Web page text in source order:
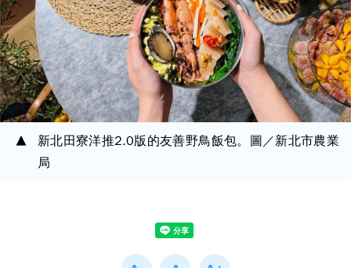
新北田寮洋推2.0版的友善野鳥飯包。圖／新北市農業
局